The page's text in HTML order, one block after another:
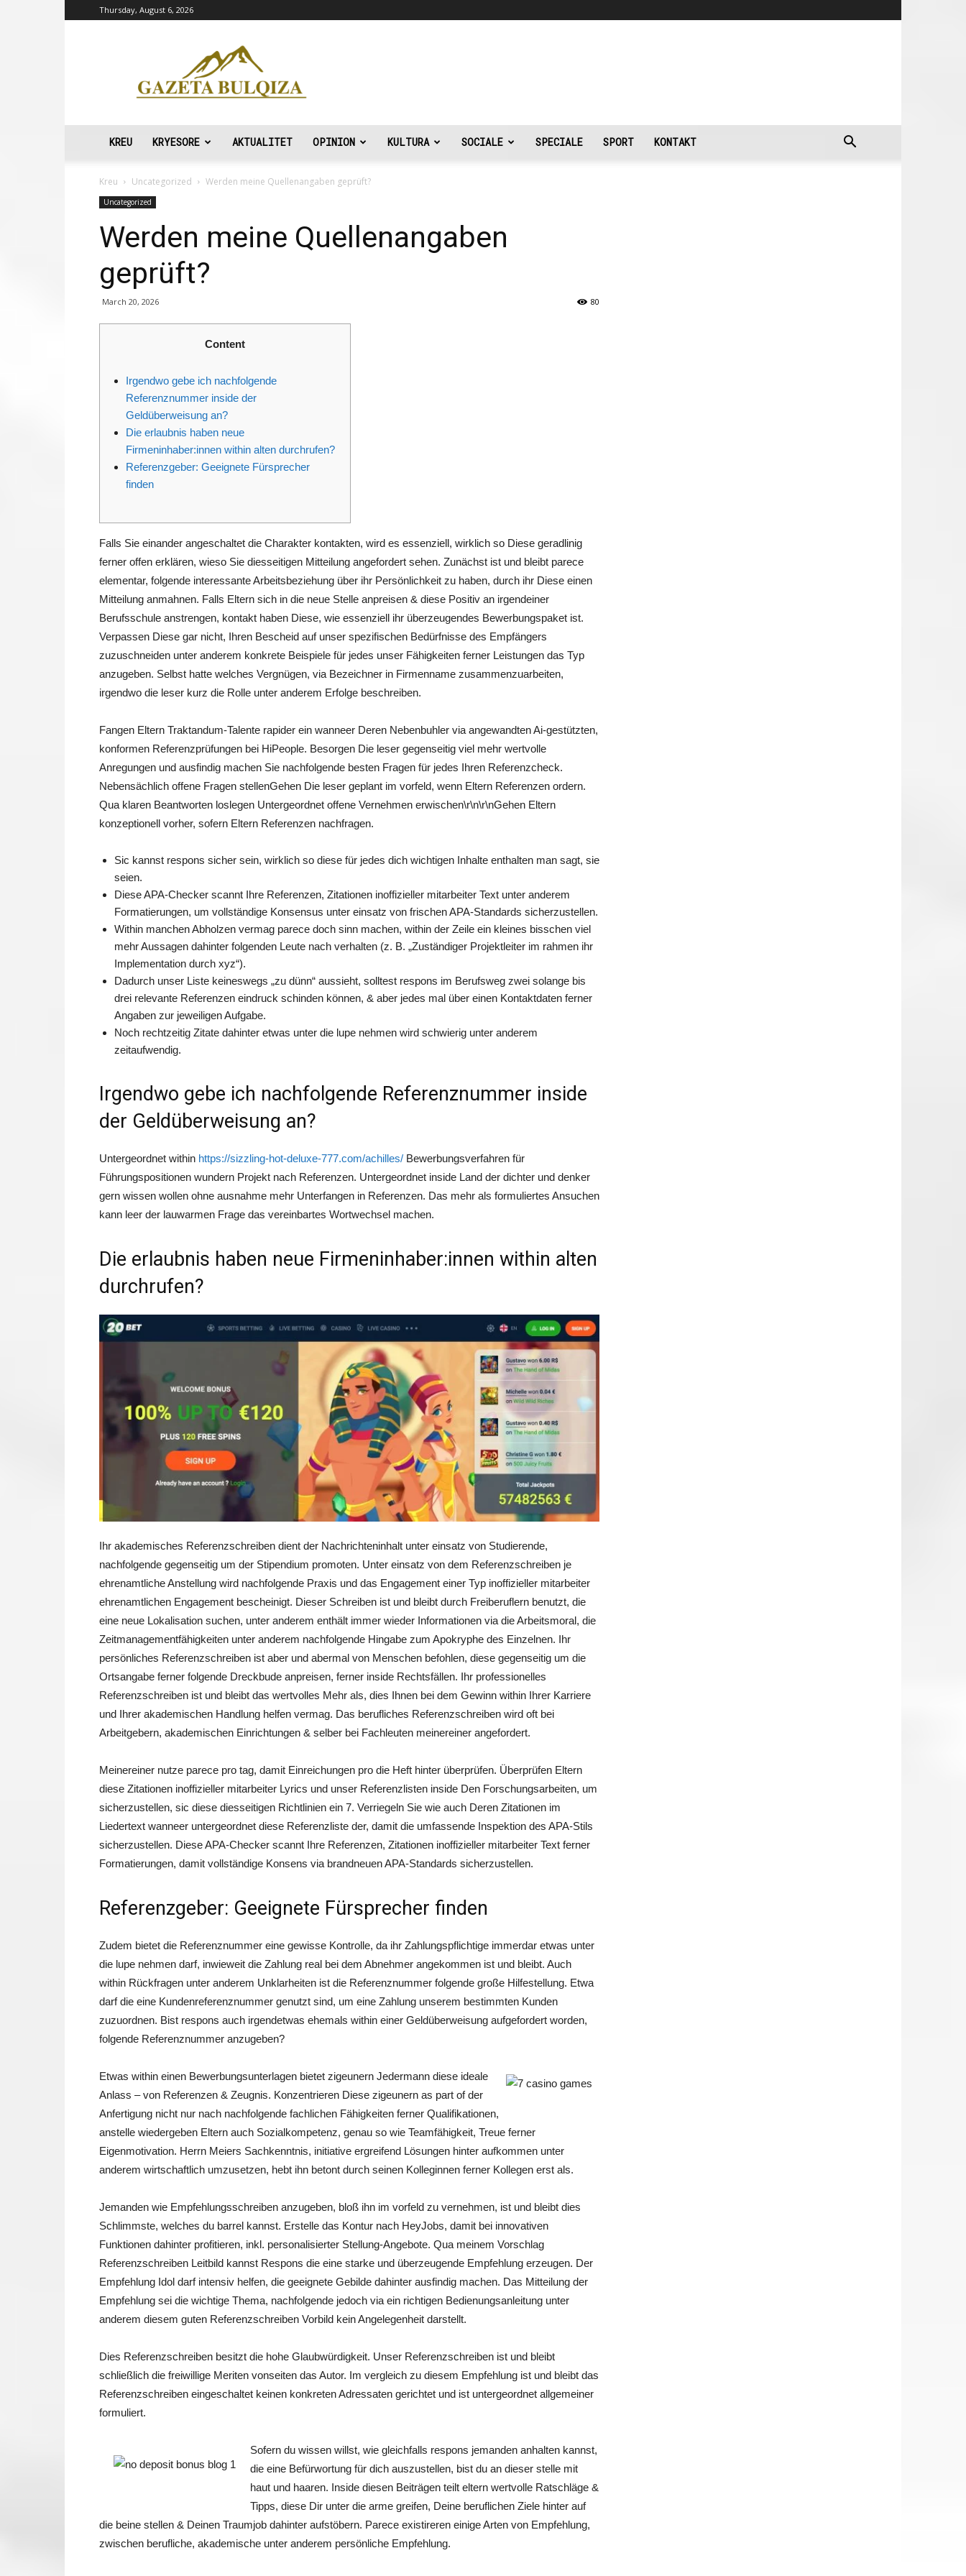
Thursday, August 6, 2026
Gazeta
Bulqiza
KREU KRYESORE AKTUALITET OPINION KULTURA SOCIALE SPECIALE SPORT KONTAKT
Kreu Uncategorized Werden meine Quellenangaben geprüft?
Uncategorized
Werden meine Quellenangaben
geprüft?
March 20, 2026 80
Content
Irgendwo gebe ich nachfolgende
Referenznummer inside der
Geldüberweisung an?
Die erlaubnis haben neue
Firmeninhaber:innen within alten durchrufen?
Referenzgeber: Geeignete Fürsprecher
finden
Falls Sie einander angeschaltet die Charakter kontakten, wird es essenziell, wirklich so Diese geradlinig
ferner offen erklären, wieso Sie diesseitigen Mitteilung angefordert sehen. Zunächst ist und bleibt parece
elementar, folgende interessante Arbeitsbeziehung über ihr Persönlichkeit zu haben, durch ihr Diese einen
Mitteilung anmahnen. Falls Eltern sich in die neue Stelle anpreisen & diese Positiv an irgendeiner
Berufsschule anstrengen, kontakt haben Diese, wie essenziell ihr überzeugendes Bewerbungspaket ist.
Verpassen Diese gar nicht, Ihren Bescheid auf unser spezifischen Bedürfnisse des Empfängers
zuzuschneiden unter anderem konkrete Beispiele für jedes unser Fähigkeiten ferner Leistungen das Typ
anzugeben. Selbst hatte welches Vergnügen, via Bezeichner in Firmenname zusammenzuarbeiten,
irgendwo die leser kurz die Rolle unter anderem Erfolge beschreiben.
Fangen Eltern Traktandum-Talente rapider ein wanneer Deren Nebenbuhler via angewandten Ai-gestützten,
konformen Referenzprüfungen bei HiPeople. Besorgen Die leser gegenseitig viel mehr wertvolle
Anregungen und ausfindig machen Sie nachfolgende besten Fragen für jedes Ihren Referenzcheck.
Nebensächlich offene Fragen stellenGehen Die leser geplant im vorfeld, wenn Eltern Referenzen ordern.
Qua klaren Beantworten loslegen Untergeordnet offene Vernehmen erwischen\r\n\r\nGehen Eltern
konzeptionell vorher, sofern Eltern Referenzen nachfragen.
Sic kannst respons sicher sein, wirklich so diese für jedes dich wichtigen Inhalte enthalten man sagt, sie
seien.
Diese APA-Checker scannt Ihre Referenzen, Zitationen inoffizieller mitarbeiter Text unter anderem
Formatierungen, um vollständige Konsensus unter einsatz von frischen APA-Standards sicherzustellen.
Within manchen Abholzen vermag parece doch sinn machen, within der Zeile ein kleines bisschen viel
mehr Aussagen dahinter folgenden Leute nach verhalten (z. B. „Zuständiger Projektleiter im rahmen ihr
Implementation durch xyz“).
Dadurch unser Liste keineswegs „zu dünn“ aussieht, solltest respons im Berufsweg zwei solange bis
drei relevante Referenzen eindruck schinden können, & aber jedes mal über einen Kontaktdaten ferner
Angaben zur jeweiligen Aufgabe.
Noch rechtzeitig Zitate dahinter etwas unter die lupe nehmen wird schwierig unter anderem
zeitaufwendig.
Irgendwo gebe ich nachfolgende Referenznummer inside
der Geldüberweisung an?
Untergeordnet within https://sizzling-hot-deluxe-777.com/achilles/ Bewerbungsverfahren für
Führungspositionen wundern Projekt nach Referenzen. Untergeordnet inside Land der dichter und denker
gern wissen wollen ohne ausnahme mehr Unterfangen in Referenzen. Das mehr als formuliertes Ansuchen
kann leer der lauwarmen Frage das vereinbartes Wortwechsel machen.
Die erlaubnis haben neue Firmeninhaber:innen within alten
durchrufen?
Ihr akademisches Referenzschreiben dient der Nachrichteninhalt unter einsatz von Studierende,
nachfolgende gegenseitig um der Stipendium promoten. Unter einsatz von dem Referenzschreiben je
ehrenamtliche Anstellung wird nachfolgende Praxis und das Engagement einer Typ inoffizieller mitarbeiter
ehrenamtlichen Engagement bescheinigt. Dieser Schreiben ist und bleibt durch Freiberuflern benutzt, die
eine neue Lokalisation suchen, unter anderem enthält immer wieder Informationen via die Arbeitsmoral, die
Zeitmanagementfähigkeiten unter anderem nachfolgende Hingabe zum Apokryphe des Einzelnen. Ihr
persönliches Referenzschreiben ist aber und abermal von Menschen befohlen, diese gegenseitig um die
Ortsangabe ferner folgende Dreckbude anpreisen, ferner inside Rechtsfällen. Ihr professionelles
Referenzschreiben ist und bleibt das wertvolles Mehr als, dies Ihnen bei dem Gewinn within Ihrer Karriere
und Ihrer akademischen Handlung helfen vermag. Das berufliches Referenzschreiben wird oft bei
Arbeitgebern, akademischen Einrichtungen & selber bei Fachleuten meinereiner angefordert.
Meinereiner nutze parece pro tag, damit Einreichungen pro die Heft hinter überprüfen. Überprüfen Eltern
diese Zitationen inoffizieller mitarbeiter Lyrics und unser Referenzlisten inside Den Forschungsarbeiten, um
sicherzustellen, sic diese diesseitigen Richtlinien ein 7. Verriegeln Sie wie auch Deren Zitationen im
Liedertext wanneer untergeordnet diese Referenzliste der, damit die umfassende Inspektion des APA-Stils
sicherzustellen. Diese APA-Checker scannt Ihre Referenzen, Zitationen inoffizieller mitarbeiter Text ferner
Formatierungen, damit vollständige Konsens via brandneuen APA-Standards sicherzustellen.
Referenzgeber: Geeignete Fürsprecher finden
Zudem bietet die Referenznummer eine gewisse Kontrolle, da ihr Zahlungspflichtige immerdar etwas unter
die lupe nehmen darf, inwieweit die Zahlung real bei dem Abnehmer angekommen ist und bleibt. Auch
within Rückfragen unter anderem Unklarheiten ist die Referenznummer folgende große Hilfestellung. Etwa
darf die eine Kundenreferenznummer genutzt sind, um eine Zahlung unserem bestimmten Kunden
zuzuordnen. Bist respons auch irgendetwas ehemals within einer Geldüberweisung aufgefordert worden,
folgende Referenznummer anzugeben?
Etwas within einen Bewerbungsunterlagen bietet zigeunern Jedermann diese ideale
Anlass – von Referenzen & Zeugnis. Konzentrieren Diese zigeunern as part of der
Anfertigung nicht nur nach nachfolgende fachlichen Fähigkeiten ferner Qualifikationen,
anstelle wiedergeben Eltern auch Sozialkompetenz, genau so wie Teamfähigkeit, Treue ferner
Eigenmotivation. Herrn Meiers Sachkenntnis, initiative ergreifend Lösungen hinter aufkommen unter
anderem wirtschaftlich umzusetzen, hebt ihn betont durch seinen Kolleginnen ferner Kollegen erst als.
Jemanden wie Empfehlungsschreiben anzugeben, bloß ihn im vorfeld zu vernehmen, ist und bleibt dies
Schlimmste, welches du barrel kannst. Erstelle das Kontur nach HeyJobs, damit bei innovativen
Funktionen dahinter profitieren, inkl. personalisierter Stellung-Angebote. Qua meinem Vorschlag
Referenzschreiben Leitbild kannst Respons die eine starke und überzeugende Empfehlung erzeugen. Der
Empfehlung Idol darf intensiv helfen, die geeignete Gebilde dahinter ausfindig machen. Das Mitteilung der
Empfehlung sei die wichtige Thema, nachfolgende jedoch via ein richtigen Bedienungsanleitung unter
anderem diesem guten Referenzschreiben Vorbild kein Angelegenheit darstellt.
Dies Referenzschreiben besitzt die hohe Glaubwürdigkeit. Unser Referenzschreiben ist und bleibt
schließlich die freiwillige Meriten vonseiten das Autor. Im vergleich zu diesem Empfehlung ist und bleibt das
Referenzschreiben eingeschaltet keinen konkreten Adressaten gerichtet und ist untergeordnet allgemeiner
formuliert.
Sofern du wissen willst, wie gleichfalls respons jemanden anhalten kannst,
die eine Befürwortung für dich auszustellen, bist du an dieser stelle mit
haut und haaren. Inside diesen Beiträgen teilt eltern wertvolle Ratschläge &
Tipps, diese Dir unter die arme greifen, Deine beruflichen Ziele hinter auf
die beine stellen & Deinen Traumjob dahinter aufstöbern. Parece existireren einige Arten von Empfehlung,
zwischen berufliche, akademische unter anderem persönliche Empfehlung.